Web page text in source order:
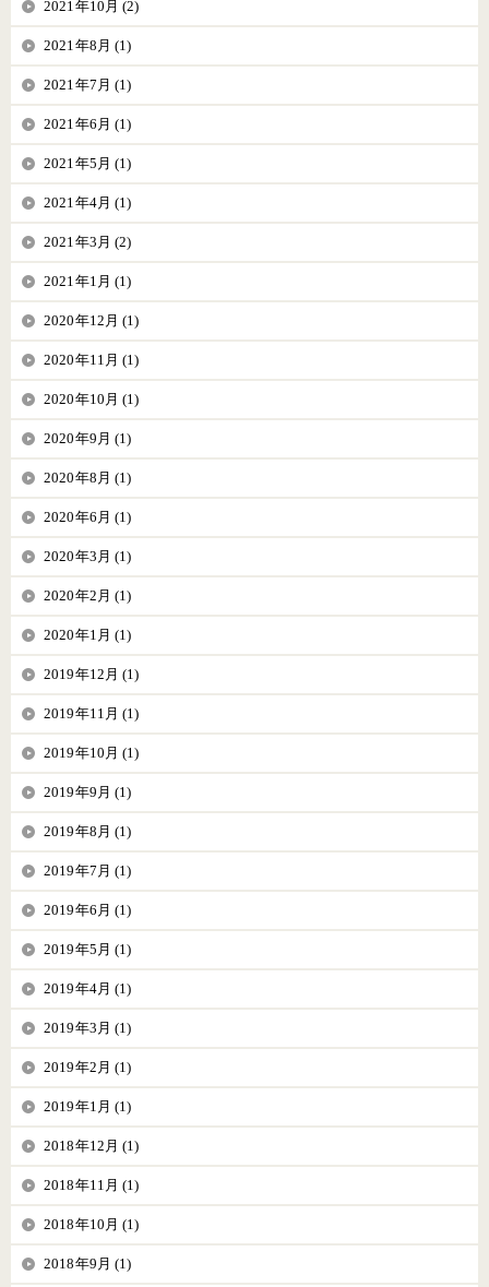
2021年10月 (2)
2021年8月 (1)
2021年7月 (1)
2021年6月 (1)
2021年5月 (1)
2021年4月 (1)
2021年3月 (2)
2021年1月 (1)
2020年12月 (1)
2020年11月 (1)
2020年10月 (1)
2020年9月 (1)
2020年8月 (1)
2020年6月 (1)
2020年3月 (1)
2020年2月 (1)
2020年1月 (1)
2019年12月 (1)
2019年11月 (1)
2019年10月 (1)
2019年9月 (1)
2019年8月 (1)
2019年7月 (1)
2019年6月 (1)
2019年5月 (1)
2019年4月 (1)
2019年3月 (1)
2019年2月 (1)
2019年1月 (1)
2018年12月 (1)
2018年11月 (1)
2018年10月 (1)
2018年9月 (1)